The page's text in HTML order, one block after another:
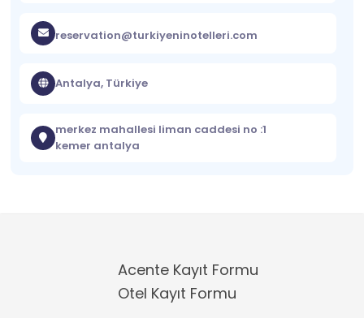
reservation@turkiyeninotelleri.com
Antalya, Türkiye
merkez mahallesi liman caddesi no :1
kemer antalya
Acente Kayıt Formu
Otel Kayıt Formu